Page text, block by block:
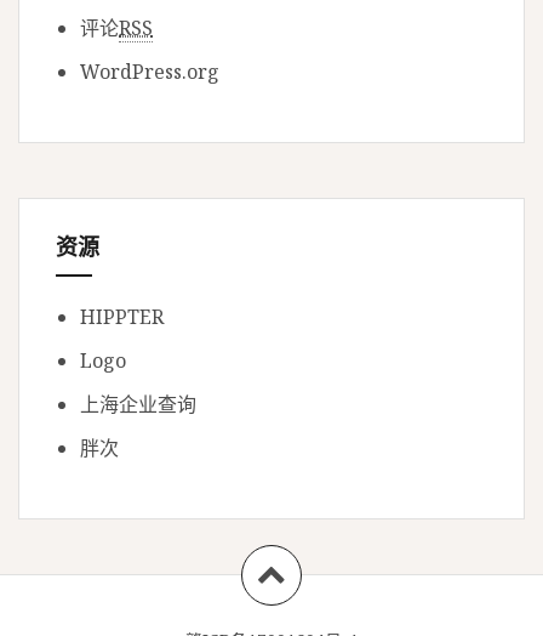
评论RSS
WordPress.org
资源
HIPPTER
Logo
上海企业查询
胖次